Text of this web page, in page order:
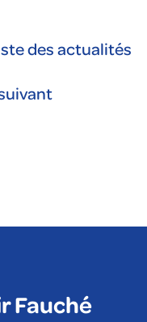
des actualités
Fauché